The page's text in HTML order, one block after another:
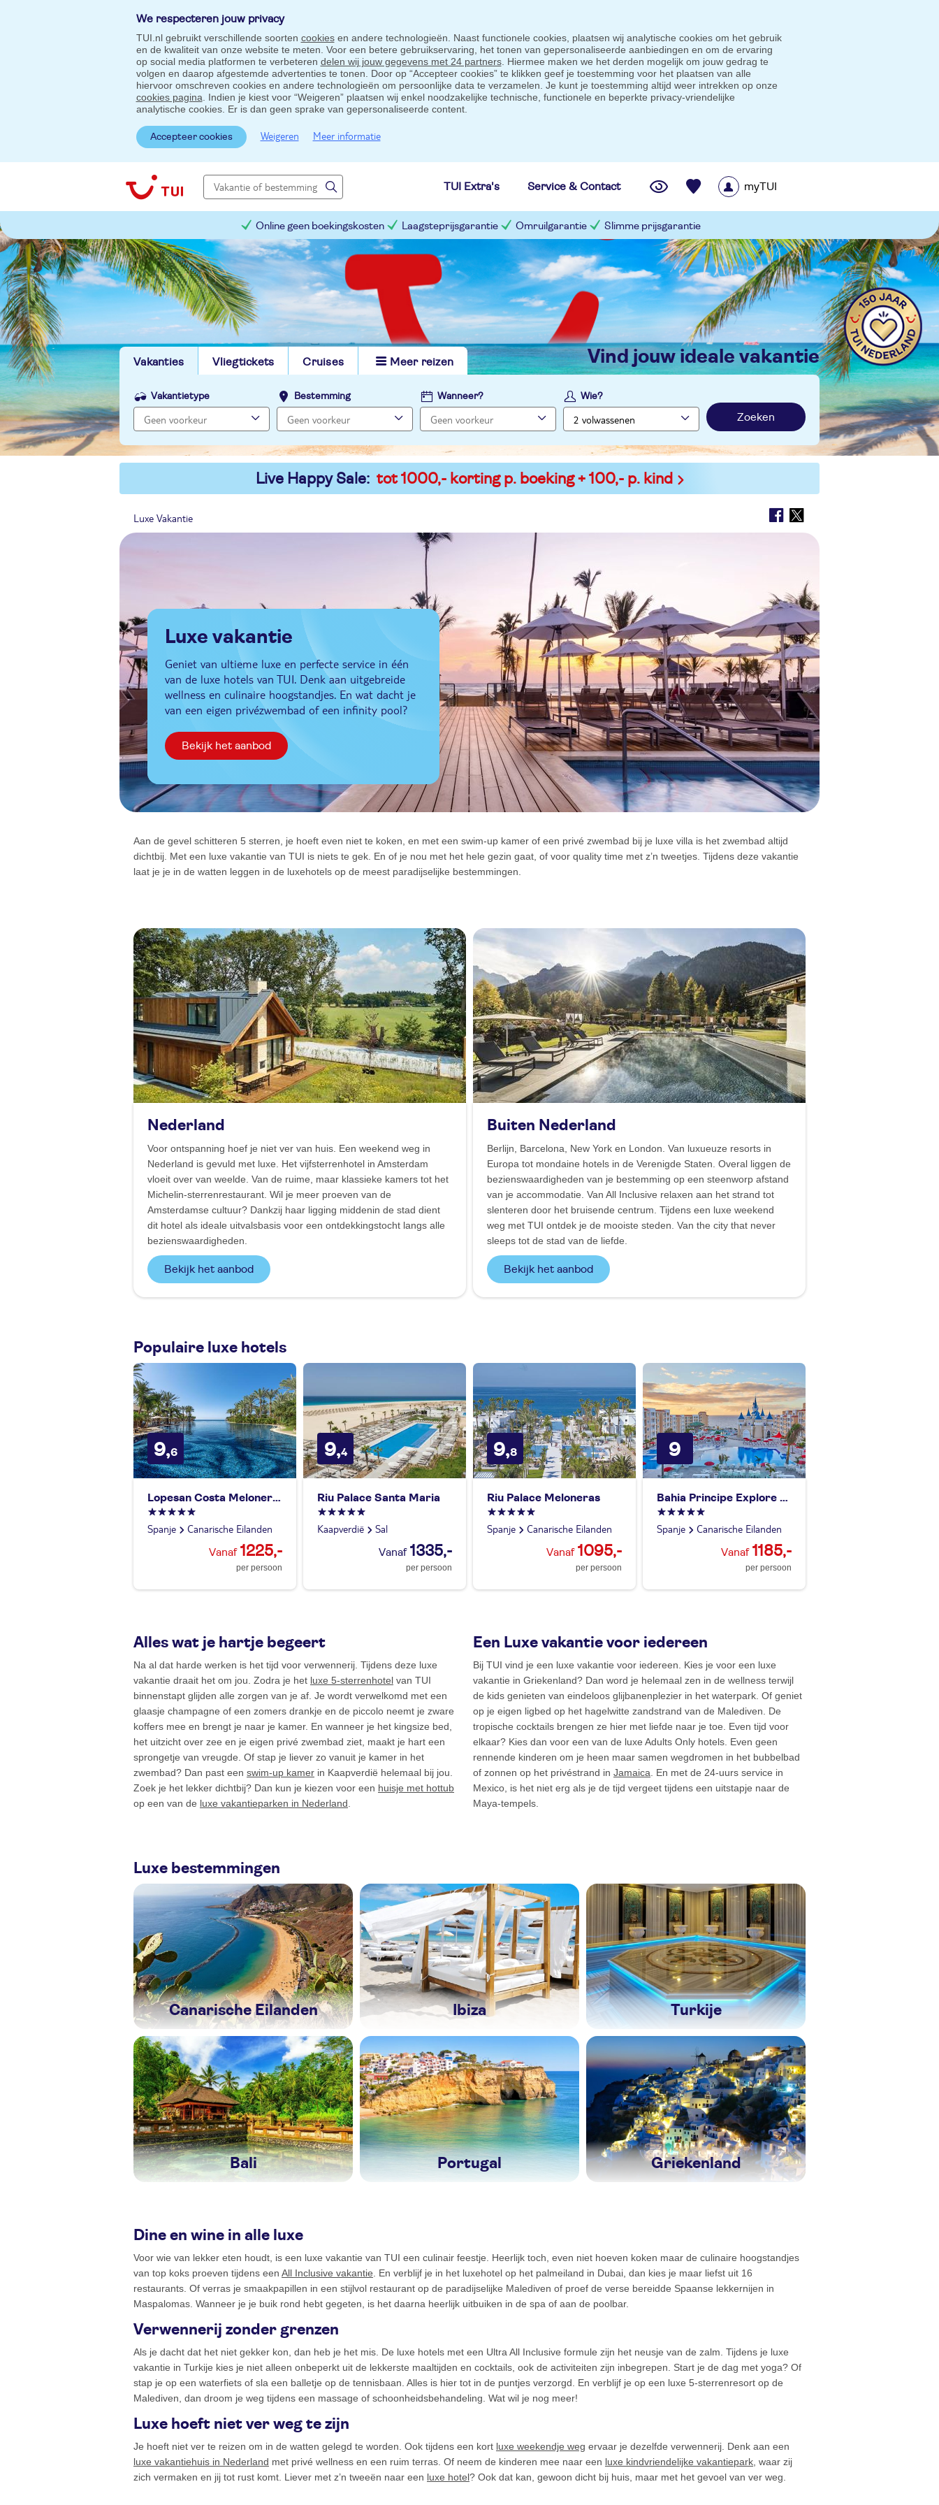
We respecteren jouw privacy
TUI.nl gebruikt verschillende soorten cookiesen andere technologieën. Naast functionele cookies, plaatsen wij analytische cookies om het gebruik
en de kwaliteit van onze website te meten. Voor een betere gebruikservaring, het tonen van gepersonaliseerde aanbiedingen en om de ervaring
op social media platformen te verbeteren delen wij jouw gegevens met 24 partners. Hiermee maken we het derden mogelijk om jouw gedrag te
volgen en daarop afgestemde advertenties te tonen. Door op “Accepteer cookies” te klikken geef je toestemming voor het plaatsen van alle
hiervoor omschreven cookies en andere technologieën om persoonlijke data te verzamelen. Je kunt je toestemming altijd weer intrekken op onze
cookies pagina . Indien je kiest voor “Weigeren” plaatsen wij enkel noodzakelijke technische, functionele en beperkte privacy-vriendelijke
analytische cookies. Er is dan geen sprake van gepersonaliseerde content.
Accepteer cookies Weigeren Meer informatie
TUI Extra's Service & Contact myTUI
Online geen boekingskosten Laagsteprijsgarantie Omruilgarantie Slimme prijsgarantie
Vakanties Vliegtickets Cruises Meer reizen vind jouw ideale vakantie
Vakantietype Bestemming Wanneer? Wie?
Zoeken
Live Happy Sale: tot 1000,- korting p. boeking + 100,- p. kind
Luxe Vakantie
Luxe vakantie
Geniet van ultieme luxe en perfecte service in één
van de luxe hotels van TUI. Denk aan uitgebreide
wellness en culinaire hoogstandjes. En wat dacht je
van een eigen privézwembad of een infinity pool?
Bekijk het aanbod
Aan de gevel schitteren 5 sterren, je hoeft even niet te koken, en met een swim-up kamer of een privé zwembad bij je luxe villa is het zwembad altijd
dichtbij. Met een luxe vakantie van TUI is niets te gek. En of je nou met het hele gezin gaat, of voor quality time met z’n tweetjes. Tijdens deze vakantie
laat je je in de watten leggen in de luxehotels op de meest paradijselijke bestemmingen.
Nederland
Voor ontspanning hoef je niet ver van huis. Een weekend weg in
Nederland is gevuld met luxe. Het vijfsterrenhotel in Amsterdam
vloeit over van weelde. Van de ruime, maar klassieke kamers tot het
Michelin-sterrenrestaurant. Wil je meer proeven van de
Amsterdamse cultuur? Dankzij haar ligging middenin de stad dient
dit hotel als ideale uitvalsbasis voor een ontdekkingstocht langs alle
bezienswaardigheden.
Bekijk het aanbod
Buiten Nederland
Berlijn, Barcelona, New York en London. Van luxueuze resorts in
Europa tot mondaine hotels in de Verenigde Staten. Overal liggen de
bezienswaardigheden van je bestemming op een steenworp afstand
van je accommodatie. Van All Inclusive relaxen aan het strand tot
slenteren door het bruisende centrum. Tijdens een luxe weekend
weg met TUI ontdek je de mooiste steden. Van the city that never
sleeps tot de stad van de liefde.
Bekijk het aanbod
Populaire luxe hotels
9,6
Lopesan Costa Meloneras Resort & Spa
Spanje Canarische Eilanden
1225,-
per persoon
9,4
Riu Palace Santa Maria
Kaapverdië Sal
1335,-
per persoon
9,8
Riu Palace Meloneras
Spanje Canarische Eilanden
1095,-
per persoon
9
Bahia Principe Explore Fantasia
Spanje Canarische Eilanden
1185,-
per persoon
Alles wat je hartje begeert
Na al dat harde werken is het tijd voor verwennerij. Tijdens deze luxe
vakantie draait het om jou. Zodra je het luxe 5-sterrenhotel van TUI
binnenstapt glijden alle zorgen van je af. Je wordt verwelkomd met een
glaasje champagne of een zomers drankje en de piccolo neemt je zware
koffers mee en brengt je naar je kamer. En wanneer je het kingsize bed,
het uitzicht over zee en je eigen privé zwembad ziet, maakt je hart een
sprongetje van vreugde. Of stap je liever zo vanuit je kamer in het
zwembad? Dan past een swim-up kamer in Kaapverdië helemaal bij jou.
Zoek je het lekker dichtbij? Dan kun je kiezen voor een huisje met hottub
op een van de luxe vakantieparken in Nederland
Een Luxe vakantie voor iedereen
Bij TUI vind je een luxe vakantie voor iedereen. Kies je voor een luxe
vakantie in Griekenland? Dan word je helemaal zen in de wellness terwijl
de kids genieten van eindeloos glijbanenplezier in het waterpark. Of geniet
op je eigen ligbed op het hagelwitte zandstrand van de Malediven. De
tropische cocktails brengen ze hier met liefde naar je toe. Even tijd voor
elkaar? Kies dan voor een van de luxe Adults Only hotels. Even geen
rennende kinderen om je heen maar samen wegdromen in het bubbelbad
of zonnen op het privéstrand in Jamaica . En met de 24-uurs service in
Mexico, is het niet erg als je de tijd vergeet tijdens een uitstapje naar de
Maya-tempels.
Luxe bestemmingen
Canarische Eilanden Ibiza Turkije
Bali Portugal Griekenland
Dine en wine in alle luxe
Voor wie van lekker eten houdt, is een luxe vakantie van TUI een culinair feestje. Heerlijk toch, even niet hoeven koken maar de culinaire hoogstandjes
van top koks proeven tijdens een All Inclusive vakantie . En verblijf je in het luxehotel op het palmeiland in Dubai, dan kies je maar liefst uit 16
restaurants. Of verras je smaakpapillen in een stijlvol restaurant op de paradijselijke Malediven of proef de verse bereidde Spaanse lekkernijen in
Maspalomas. Wanneer je je buik rond hebt gegeten, is het daarna heerlijk uitbuiken in de spa of aan de poolbar.
Verwennerij zonder grenzen
Als je dacht dat het niet gekker kon, dan heb je het mis. De luxe hotels met een Ultra All Inclusive formule zijn het neusje van de zalm. Tijdens je luxe
vakantie in Turkije kies je niet alleen onbeperkt uit de lekkerste maaltijden en cocktails, ook de activiteiten zijn inbegrepen. Start je de dag met yoga? Of
stap je op een waterfiets of sla een balletje op de tennisbaan. Alles is hier tot in de puntjes verzorgd. En verblijf je op een luxe 5-sterrenresort op de
Malediven, dan droom je weg tijdens een massage of schoonheidsbehandeling. Wat wil je nog meer!
Luxe hoeft niet ver weg te zijn
Je hoeft niet ver te reizen om in de watten gelegd te worden. Ook tijdens een kort luxe weekendje weg ervaar je dezelfde verwennerij. Denk aan een
luxe vakantiehuis in Nederland met privé wellness en een ruim terras. Of neem de kinderen mee naar een luxe kindvriendelijke vakantiepark , waar zij
zich vermaken en jij tot rust komt. Liever met z’n tweeën naar een luxe hotel? Ook dat kan, gewoon dicht bij huis, maar met het gevoel van ver weg.